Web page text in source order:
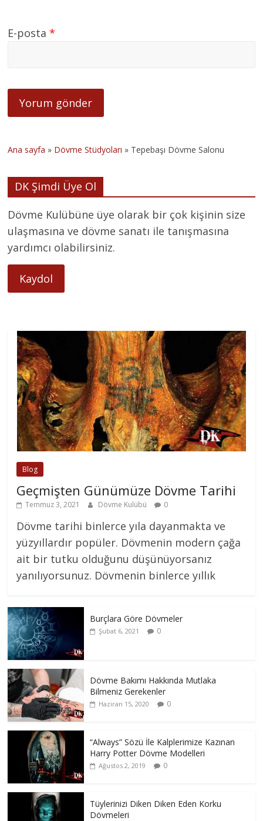
E-posta*
Ana sayfa » Dövme Stüdyoları » Tepebaşı Dövme Salonu
DK Şimdi Üye Ol
Dövme Kulübüne üye olarak bir çok kişinin size
ulaşmasına ve dövme sanatı ile tanışmasına
yardımcı olabilirsiniz.
Kaydol
Blog
Geçmişten Günümüze Dövme Tarihi
Temmuz 3, 2021 Dövme Kulübü 0
Dövme tarihi binlerce yıla dayanmakta ve
yüzyıllardır popüler. Dövmenin modern çağa
ait bir tutku olduğunu düşünüyorsanız
yanılıyorsunuz. Dövmenin binlerce yıllık
Burçlara Göre Dövmeler
Şubat 6, 2021 0
Dövme Bakımı Hakkında Mutlaka
Bilmeniz Gerekenler
Haziran 15, 2020 0
“Always” Sözü İle Kalplerimize Kazınan
Harry Potter Dövme Modelleri
Ağustos 2, 2019 0
Tüylerinizi Diken Diken Eden Korku
Dövmeleri